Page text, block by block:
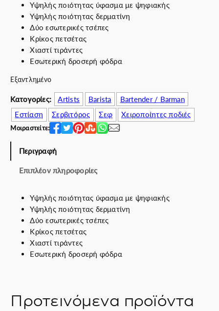
i
g
i
n
a
l
p
i
c
e
w
s
.
0
0
€
.
ρ
έ
χ
ο
υ
σ
ι
μ
ή
ε
ι
7
0
.
0
0
€
Υψηλής ποιότητας ύφασμα με ψηφιακής
Υψηλής ποιότητας δερματίνη
Δύο εσωτερικές τσέπες
Κρίκος πετσέτας
Χιαστί τιράντες
Εσωτερική δροσερή φόδρα
Εξαντλημένο
Κατογορίες: Artists Barista
Bartender / Barman
Εστίαση
Σερβιτόρος Σεφ Χειροποίητες ποδιές
Μοιραστείτε:
Περιγραφή
Επιπλέον πληροφορίες
Υψηλής ποιότητας ύφασμα με ψηφιακής
Υψηλής ποιότητας δερματίνη
Δύο εσωτερικές τσέπες
Κρίκος πετσέτας
Χιαστί τιράντες
Εσωτερική δροσερή φόδρα
Προτεινόμενα προϊόντα